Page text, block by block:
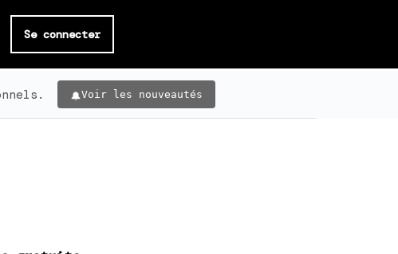
Se connecter
Voir les nouveautés